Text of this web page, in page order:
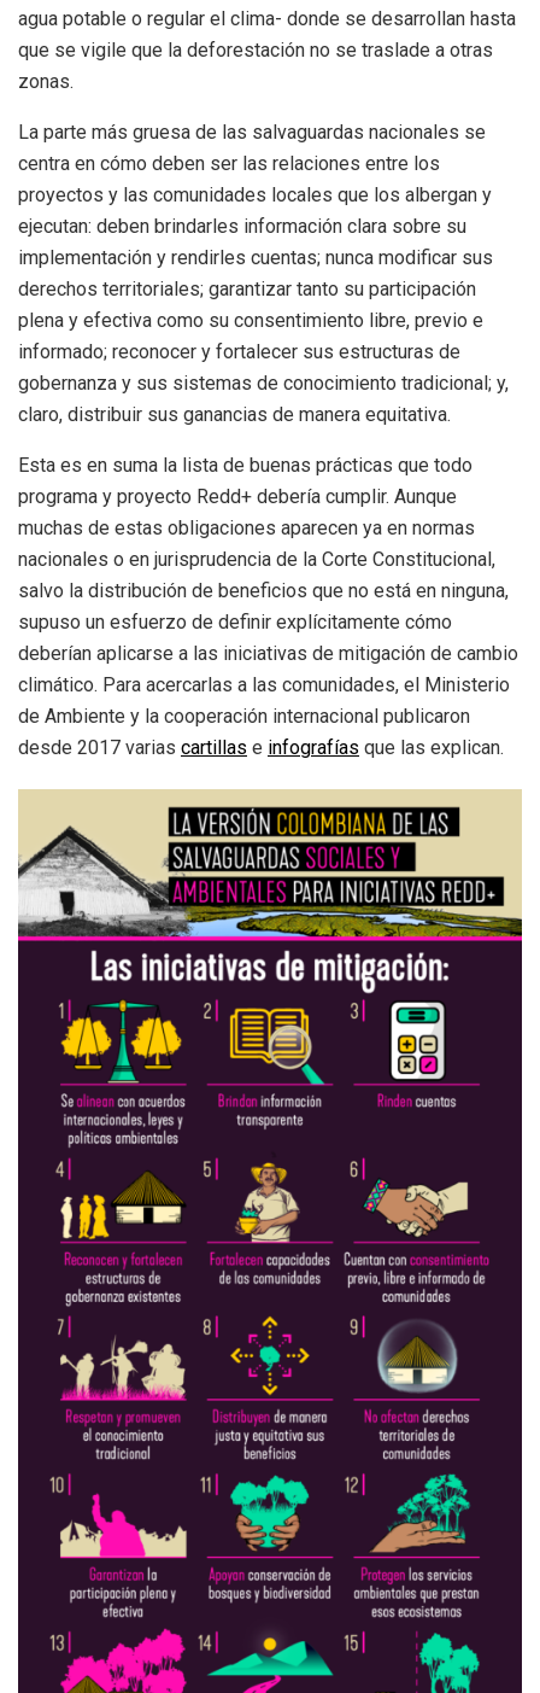
agua potable o regular el clima- donde se desarrollan hasta
que se vigile que la deforestación no se traslade a otras
zonas.
La parte más gruesa de las salvaguardas nacionales se
centra en cómo deben ser las relaciones entre los
proyectos y las comunidades locales que los albergan y
ejecutan: deben brindarles información clara sobre su
implementación y rendirles cuentas; nunca modificar sus
derechos territoriales; garantizar tanto su participación
plena y efectiva como su consentimiento libre, previo e
informado; reconocer y fortalecer sus estructuras de
gobernanza y sus sistemas de conocimiento tradicional; y,
claro, distribuir sus ganancias de manera equitativa.
Esta es en suma la lista de buenas prácticas que todo
programa y proyecto Redd+ debería cumplir. Aunque
muchas de estas obligaciones aparecen ya en normas
nacionales o en jurisprudencia de la Corte Constitucional,
salvo la distribución de beneficios que no está en ninguna,
supuso un esfuerzo de definir explícitamente cómo
deberían aplicarse a las iniciativas de mitigación de cambio
climático. Para acercarlas a las comunidades, el Ministerio
de Ambiente y la cooperación internacional publicaron
desde 2017 varias cartillas e infografías que las explican.